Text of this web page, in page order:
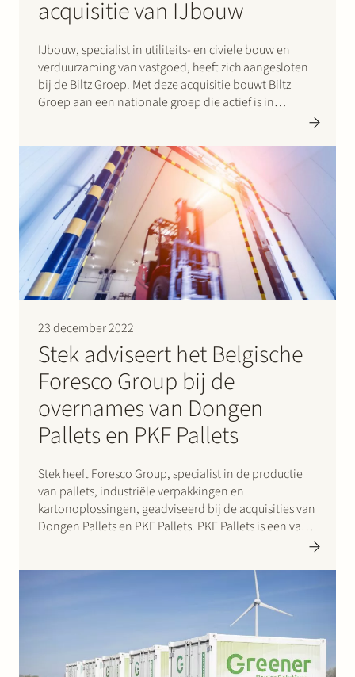
acquisitie van IJbouw
IJbouw, specialist in utiliteits- en civiele bouw en
verduurzaming van vastgoed, heeft zich aangesloten
bij de Biltz Groep. Met deze acquisitie bouwt Biltz
Groep aan een nationale groep die actief is in
naast Biltz, Mouton en TBK blijven opereren onder
haar…
23 december 2022
Stek adviseert het Belgische
Foresco Group bij de
overnames van Dongen
Pallets en PKF Pallets
Stek heeft Foresco Group, specialist in de productie
van pallets, industriële verpakkingen en
kartonoplossingen, geadviseerd bij de acquisities van
Dongen Pallets en PKF Pallets. PKF Pallets is een van